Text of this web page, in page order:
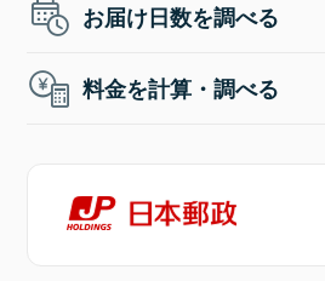
お届け日数を調べる
料金を計算・調べる